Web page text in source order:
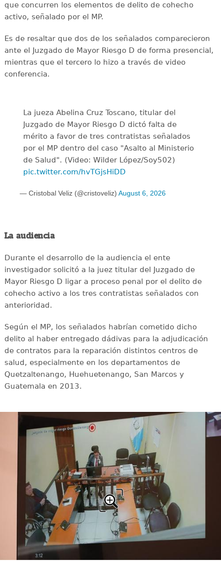
que concurren los elementos de delito de cohecho
activo, señalado por el MP.
Es de resaltar que dos de los señalados comparecieron
ante el Juzgado de Mayor Riesgo D de forma presencial,
mientras que el tercero lo hizo a través de video
conferencia.
La jueza Abelina Cruz Toscano, titular del
Juzgado de Mayor Riesgo D dictó falta de
mérito a favor de tres contratistas señalados
por el MP dentro del caso "Asalto al Ministerio
de Salud". (Video: Wilder López/Soy502)
pic.twitter.com/hvTGjsHiDD
— Cristobal Veliz (@cristoveliz) August 6, 2026
La audiencia
Durante el desarrollo de la audiencia el ente
investigador solicitó a la juez titular del Juzgado de
Mayor Riesgo D ligar a proceso penal por el delito de
cohecho activo a los tres contratistas señalados con
anterioridad.
Según el MP, los señalados habrían cometido dicho
delito al haber entregado dádivas para la adjudicación
de contratos para la reparación distintos centros de
salud, especialmente en los departamentos de
Quetzaltenango, Huehuetenango, San Marcos y
Guatemala en 2013.